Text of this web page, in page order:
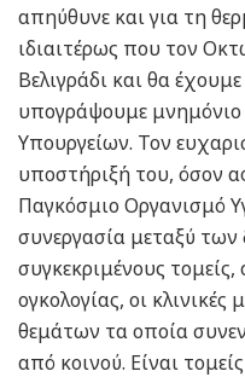
απηύθυνε και για τη
ιδιαιτέρως που τον
Βελιγράδι και θα
υπογράψουμε μνημόνιο
Υπουργείων. Τον
υποστήριξή του, όσον
Παγκόσμιο Οργανισμό
συνεργασία μεταξύ των
συγκεκριμένους
ογκολογίας, οι κλινικές
θεμάτων τα οποία
από κοινού. Είναι